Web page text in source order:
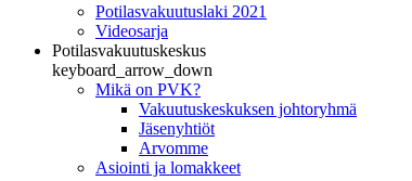
Potilasvakuutuslaki 2021
Videosarja
Potilasvakuutuskeskus
keyboard_arrow_down
Mikä on PVK?
Vakuutuskeskuksen johtoryhmä
Jäsenyhtiöt
Arvomme
Asiointi ja lomakkeet